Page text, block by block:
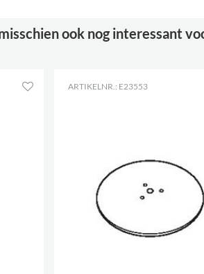
Kleur
tortora
ook nog interessant
ARTIKELNR.: E23553